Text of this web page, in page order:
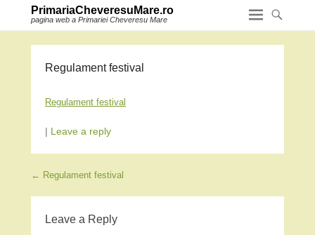
PrimariaCheveresuMare.ro
pagina web a Primariei Cheveresu Mare
Regulament festival
Regulament festival
| Leave a reply
Post navigation
← Regulament festival
Leave a Reply